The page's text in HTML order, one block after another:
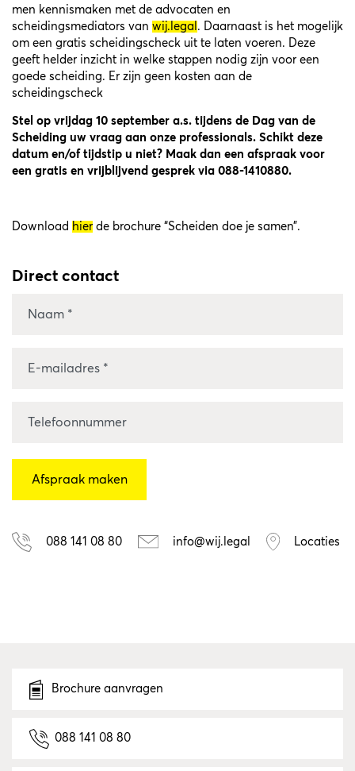
men kennismaken met de advocaten en
scheidingsmediators van wij.legal . Daarnaast is het mogelijk
om een gratis scheidingscheck uit te laten voeren. Deze
geeft helder inzicht in welke stappen nodig zijn voor een
goede scheiding. Er zijn geen kosten aan de
scheidingscheck
Stel op vrijdag 10 september a.s. tijdens de Dag van de
Scheiding uw vraag aan onze professionals. Schikt deze
datum en/of tijdstip u niet? Maak dan een afspraak voor
een gratis en vrijblijvend gesprek via 088-1410880.
Download hier de brochure “Scheiden doe je samen”.
Direct contact
088 141 08 80 info@wij.legal Locaties
Brochure aanvragen
088 141 08 80